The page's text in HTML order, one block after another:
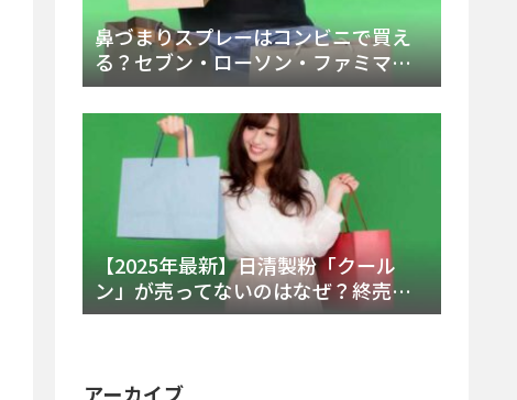
鼻づまりスプレーはコンビニで買え
る？セブン・ローソン・ファミマの
販売時間と主要製品を徹底解説
【2025年最新】日清製粉「クール
ン」が売ってないのはなぜ？終売の
真相とレアチーズケーキ代替品・再
アーカイブ